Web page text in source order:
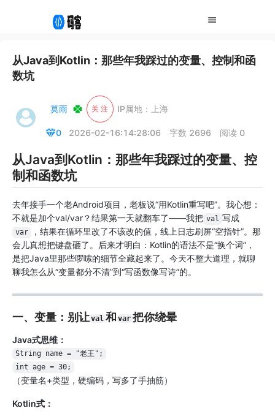
从Java到Kotlin：那些年我踩过的变量、控制和函
数坑
莫雨 关 注 IP属地：上海
0 2026-02-16:14:28:06 字数 2696 阅读 0
从Java到Kotlin：那些年我踩过的变量、控
制和函数坑
去年接手一个老Android项目，老板说“用Kotlin重写吧”。我心想：
不就是加个val/var？结果第一天就翻车了——我把 val 写成
var
，结果在循环里改了不该改的值，线上日志刷屏“空指针”。那
会儿真想把键盘砸了。后来才明白：Kotlin的语法不是“换个词”，
是把Java里那些啰嗦的细节全藏起来了。今天不整大道理，就聊
聊我怎么从“变量都分不清”到“写函数像写诗”的。
一、变量：别让val 和 var把你绕晕
Java式思维：
String name = "老王";
int age = 30;
（变量名+类型，硬编码，写多了手抽筋）
Kotlin式：